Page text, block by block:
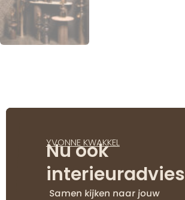
YVONNE KWAKKEL
Nu ook
interieuradvies
Samen kijken naar jouw